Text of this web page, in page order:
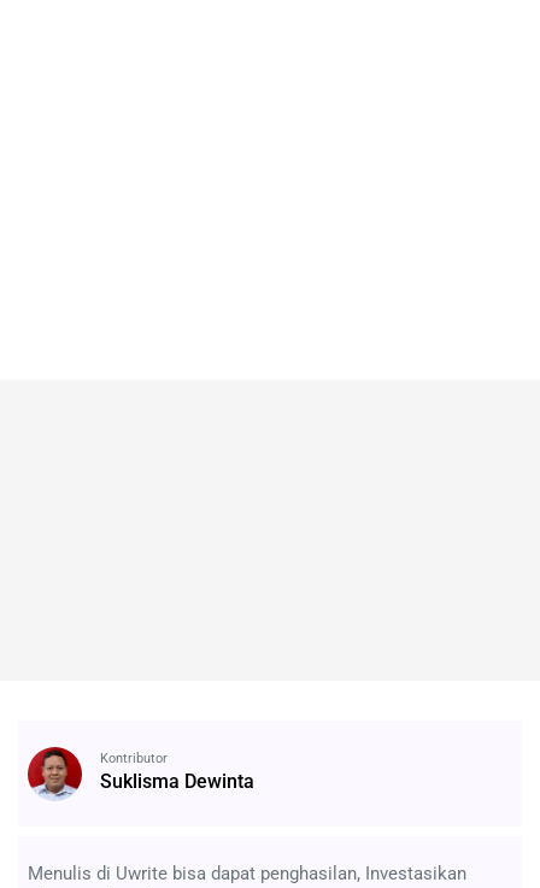
Kontributor
Suklisma Dewinta
Menulis di Uwrite bisa dapat penghasilan, Investasikan